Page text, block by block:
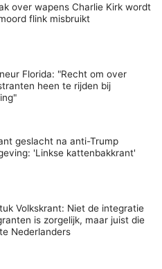
over wapens Charlie Kirk wordt
flink misbruikt
Florida: "Recht om over
heen te rijden bij
geslacht na anti-Trump
'Linkse kattenbakkrant'
Volkskrant: Niet de integratie
is zorgelijk, maar juist die
Nederlanders